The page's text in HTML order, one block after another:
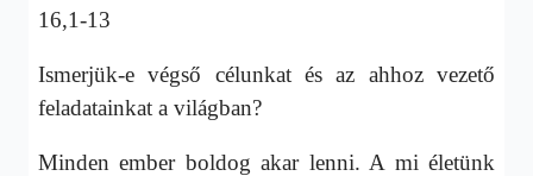
16,1-13
Ismerjük-e végső célunkat és az ahhoz vezető
feladatainkat a világban?
Minden ember boldog akar lenni. A mi életünk